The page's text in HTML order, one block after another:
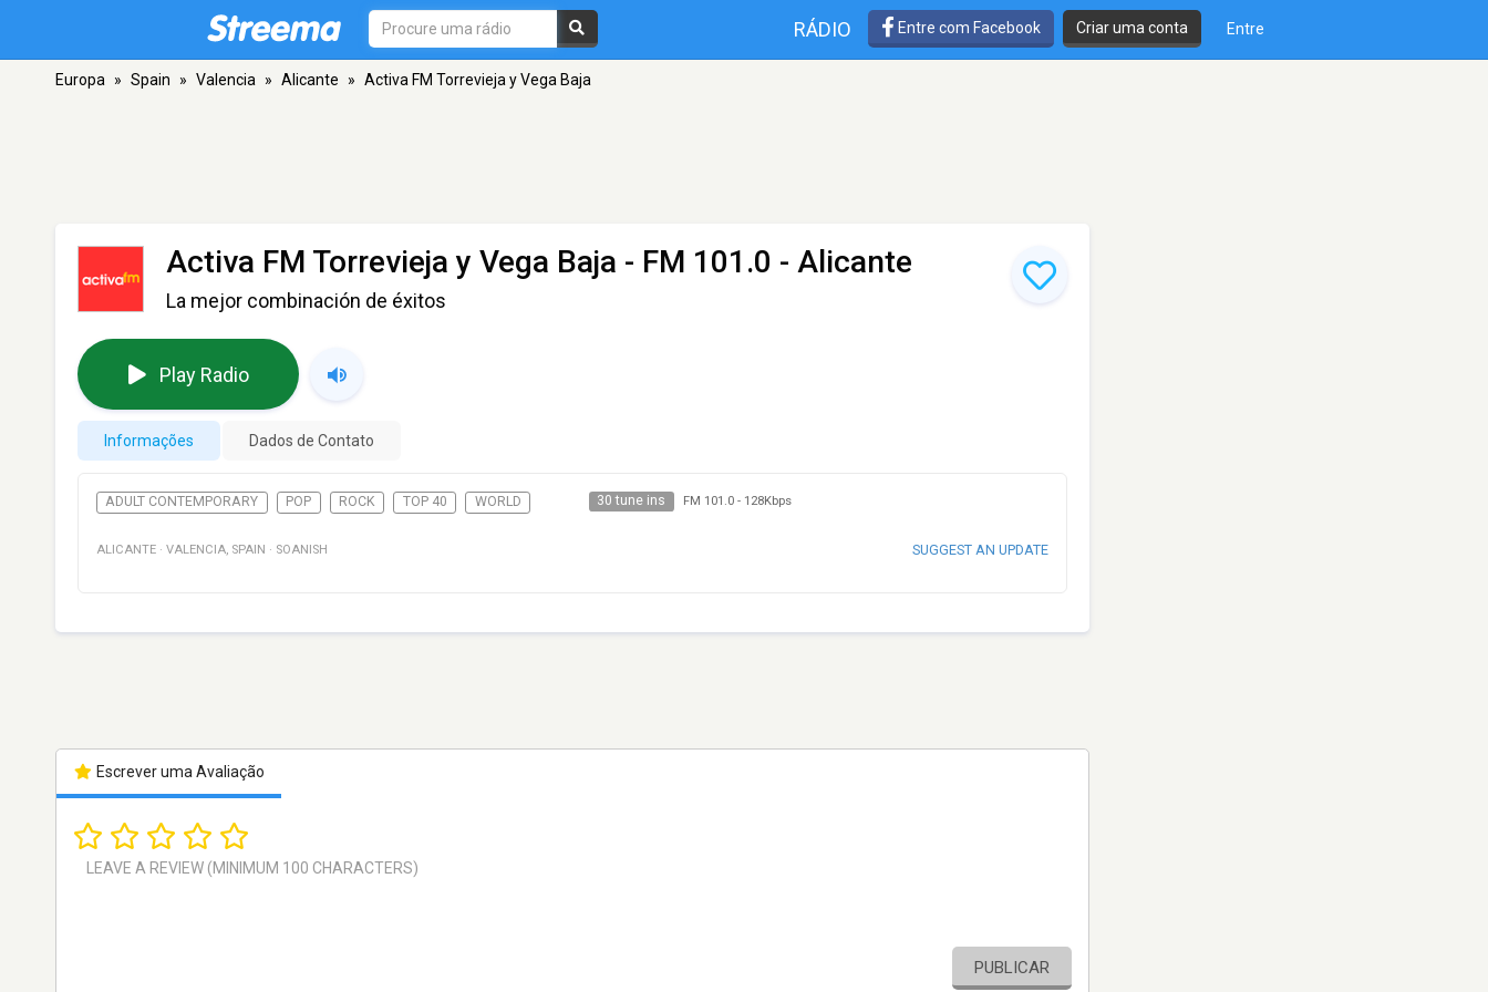
RÁDIO Entre com Facebook Criar uma conta Entre
Europa » Spain » Valencia » Alicante » Activa FM Torrevieja y Vega Baja
Activa FM Torrevieja y Vega Baja - FM 101.0 - Alicante
La mejor combinación de éxitos
Play Radio
Informações Dados de Contato
ADULT CONTEMPORARY POP ROCK TOP 40 WORLD 30 tune ins FM 101.0- 128Kbps
ALICANTE · VALENCIA, SPAIN · SOANISH SUGGEST AN UPDATE
Escrever uma Avaliação
PUBLICAR